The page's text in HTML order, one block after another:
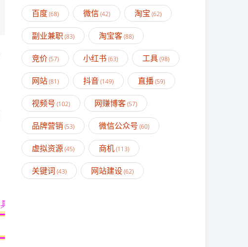
百度(68) 微信(42) 淘宝 (62)
副业兼职 (83) 淘宝客(88)
竞价(57) 小红书 (63) 工具(98)
网站(81) 抖音(149) 直播(59)
视频号 (102) 网赚博客(57)
品牌营销 (53) 微信公众号 (60)
虚拟资源(45) 商机(113)
关键词 (43) 网站建设(62)